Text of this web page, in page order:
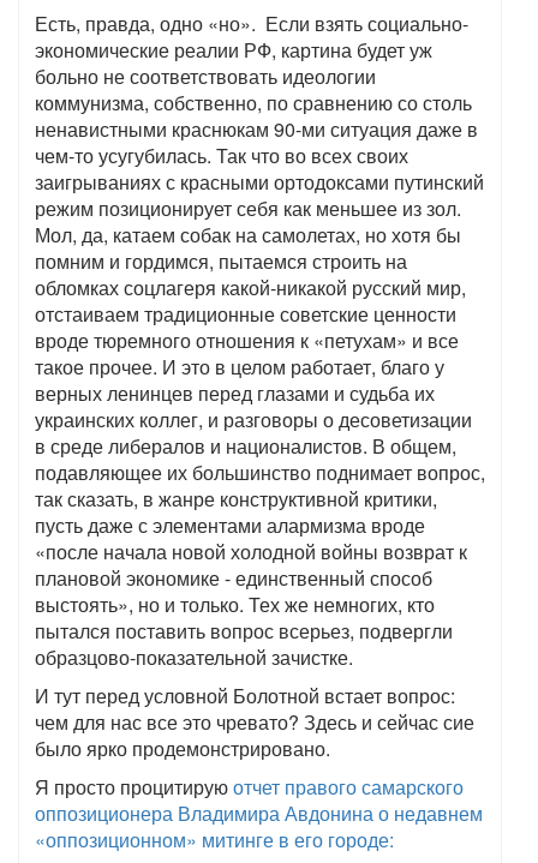
Есть, правда, одно «но». Если взять социально-
экономические реалии РФ, картина будет уж
больно не соответствовать идеологии
коммунизма, собственно, по сравнению со столь
ненавистными краснюкам 90-ми ситуация даже в
чем-то усугубилась. Так что во всех своих
заигрываниях с красными ортодоксами путинский
режим позиционирует себя как меньшее из зол.
Мол, да, катаем собак на самолетах, но хотя бы
помним и гордимся, пытаемся строить на
обломках соцлагеря какой-никакой русский мир,
отстаиваем традиционные советские ценности
вроде тюремного отношения к «петухам» и все
такое прочее. И это в целом работает, благо у
верных ленинцев перед глазами и судьба их
украинских коллег, и разговоры о десоветизации
в среде либералов и националистов. В общем,
подавляющее их большинство поднимает вопрос,
так сказать, в жанре конструктивной критики,
пусть даже с элементами алармизма вроде
«после начала новой холодной войны возврат к
плановой экономике - единственный способ
выстоять», но и только. Тех же немногих, кто
пытался поставить вопрос всерьез, подвергли
образцово-показательной зачистке.
И тут перед условной Болотной встает вопрос:
чем для нас все это чревато? Здесь и сейчас сие
было ярко продемонстрировано.
Я просто процитируюотчет правого самарского
оппозиционера Владимира Авдонина о недавнем
«оппозиционном» митинге в его городе: